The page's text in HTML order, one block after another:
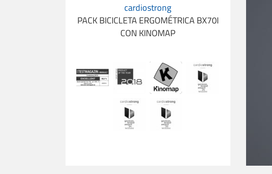
cardiostrong
PACK BICICLETA ERGOMÉTRICA BX70I
CON KINOMAP